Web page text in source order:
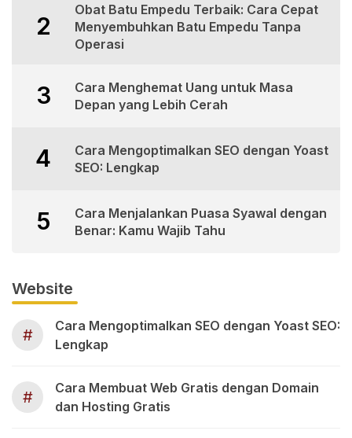
2
Obat Batu Empedu Terbaik: Cara Cepat
Menyembuhkan Batu Empedu Tanpa
Operasi
3
Cara Menghemat Uang untuk Masa
Depan yang Lebih Cerah
4
Cara Mengoptimalkan SEO dengan Yoast
SEO: Lengkap
5
Cara Menjalankan Puasa Syawal dengan
Benar: Kamu Wajib Tahu
Website
#
Cara Mengoptimalkan SEO dengan Yoast SEO:
Lengkap
#
Cara Membuat Web Gratis dengan Domain
dan Hosting Gratis